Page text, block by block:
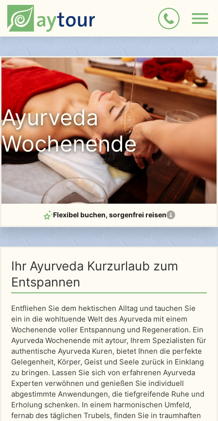
Ayurveda
Wochenende
Flexibel buchen, sorgenfrei reisen
Ihr Ayurveda Kurzurlaub zum
Entspannen
Entfliehen Sie dem hektischen Alltag und tauchen Sie
ein in die wohltuende Welt des Ayurveda mit einem
Wochenende voller Entspannung und Regeneration. Ein
Ayurveda Wochenende mit aytour, Ihrem Spezialisten für
authentische Ayurveda Kuren, bietet Ihnen die perfekte
Gelegenheit, Körper, Geist und Seele zurück in Einklang
zu bringen. Lassen Sie sich von erfahrenen Ayurveda
Experten verwöhnen und genießen Sie individuell
abgestimmte Anwendungen, die tiefgreifende Ruhe und
Erholung schenken. In einem harmonischen Umfeld,
fernab des täglichen Trubels, finden Sie in traumhaften